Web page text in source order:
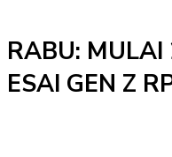
RABU: MULAI
ESAI GEN Z